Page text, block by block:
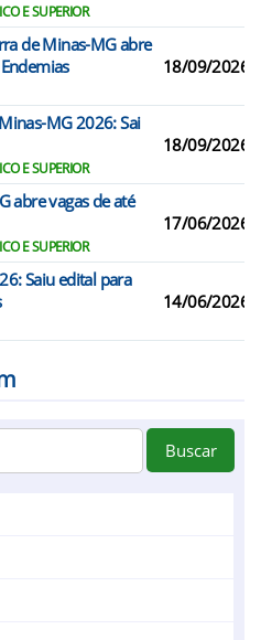
E SUPERIOR
de Minas-MG abre
18/09/2026
MG 2026: Sai
E SUPERIOR
18/09/2026
abre vagas de até
E SUPERIOR
17/06/2026
Saiu edital para
14/06/2026
Buscar